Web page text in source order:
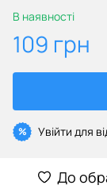
В наявності
109 грн
% Увійти для
До